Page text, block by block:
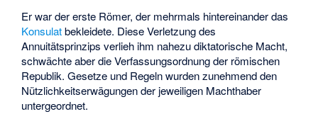
Er war der erste Römer, der mehrmals hintereinander das
Konsulatbekleidete. Diese Verletzung des
Annuitätsprinzips verlieh ihm nahezu diktatorische Macht,
schwächte aber die Verfassungsordnung der römischen
Republik. Gesetze und Regeln wurden zunehmend den
Nützlichkeitserwägungen der jeweiligen Machthaber
untergeordnet.